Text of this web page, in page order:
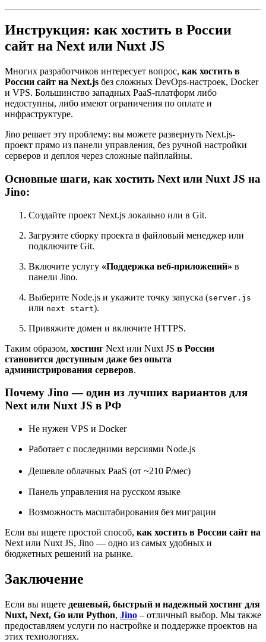
Инструкция: как хостить в России
сайт на Next или Nuxt JS
Многих разработчиков интересует вопрос, как хостить в
России сайт на Next.js без сложных DevOps-настроек, Docker
и VPS. Большинство западных PaaS-платформ либо
недоступны, либо имеют ограничения по оплате и
инфраструктуре.
Jino решает эту проблему: вы можете развернуть Next.js-
проект прямо из панели управления, без ручной настройки
серверов и деплоя через сложные пайплайны.
Основные шаги, как хостить Next или Nuxt JS на
Jino:
Создайте проект Next.js локально или в Git.
Загрузите сборку проекта в файловый менеджер или
подключите Git.
Включите услугу «Поддержка веб-приложений» в
панели Jino.
Выберите Node.js и укажите точку запуска (server.js
или next start).
Привяжите домен и включите HTTPS.
Таким образом, хостинг Next или Nuxt JS в России
становится доступным даже без опыта
администрирования серверов.
Почему Jino — один из лучших вариантов для
Next или Nuxt JS в РФ
Не нужен VPS и Docker
Работает с последними версиями Node.js
Дешевле облачных PaaS (от ~210 ₽/мес)
Панель управления на русском языке
Возможность масштабирования без миграции
Если вы ищете простой способ, как хостить в России сайт на
Next или Nuxt JS, Jino — одно из самых удобных и
бюджетных решений на рынке.
Заключение
Если вы ищете дешевый, быстрый и надежный хостинг для
Nuxt, Next, Go или Python, Jino – отличный выбор. Мы также
предоставляем услуги по настройке и поддержке проектов на
этих технологиях.